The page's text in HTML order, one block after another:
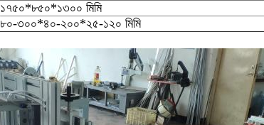
১৭৫০*৮৫০*১৩০০ মিমি
৮০-৩০০*৪০-২০০*২৫-১২০ মিমি